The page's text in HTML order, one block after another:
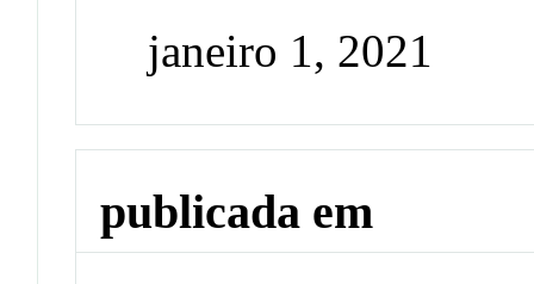
janeiro 1, 2021
publicada em